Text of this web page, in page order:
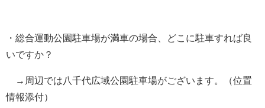
・総合運動公園駐車場が満車の場合、どこに駐車すれば良
いですか？
→周辺では八千代広域公園駐車場がございます。（位置
情報添付）